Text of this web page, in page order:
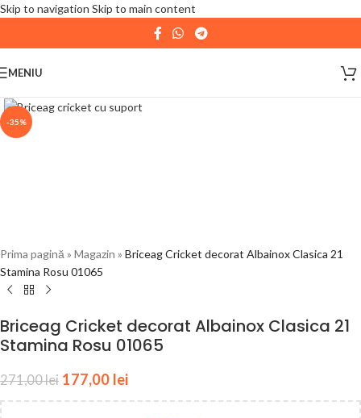
Skip to navigation Skip to main content
| 📦 Program livrari|In perioada11 August - 18
August,
expediate. Va multumim pentru intelegere!
MENIU
-35%
Prima pagină » Magazin » Briceag Cricket decorat Albainox Clasica 21
Stamina Rosu 01065
Briceag Cricket decorat Albainox Clasica 21
Stamina Rosu 01065
271,00lei 177,00 lei